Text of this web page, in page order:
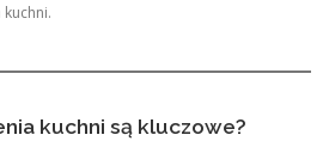
kuchni są kluczowe?